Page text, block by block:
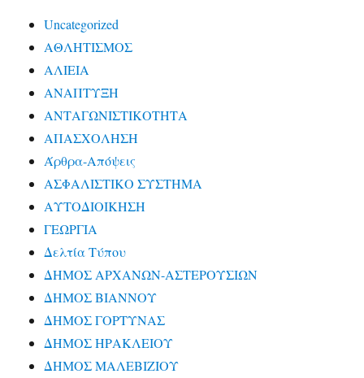
Uncategorized
ΑΘΛΗΤΙΣΜΟΣ
ΑΛΙΕΙΑ
ΑΝΑΠΤΥΞΗ
ΑΝΤΑΓΩΝΙΣΤΙΚΟΤΗΤΑ
ΑΠΑΣΧΟΛΗΣΗ
Άρθρα-Απόψεις
ΑΣΦΑΛΙΣΤΙΚΟ ΣΥΣΤΗΜΑ
ΑΥΤΟΔΙΟΙΚΗΣΗ
ΓΕΩΡΓΙΑ
Δελτία Τύπου
ΔΗΜΟΣ ΑΡΧΑΝΩΝ-ΑΣΤΕΡΟΥΣΙΩΝ
ΔΗΜΟΣ ΒΙΑΝΝΟΥ
ΔΗΜΟΣ ΓΟΡΤΥΝΑΣ
ΔΗΜΟΣ ΗΡΑΚΛΕΙΟΥ
ΔΗΜΟΣ ΜΑΛΕΒΙΖΙΟΥ